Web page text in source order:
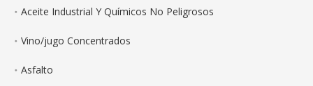
Aceite Industrial Y Químicos No Peligrosos
Vino/jugo Concentrados
Asfalto